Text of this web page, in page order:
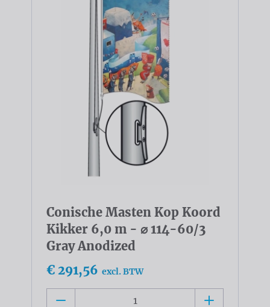
Conische Masten Kop Koord
Kikker 6,0 m - ⌀ 114-60/3
Gray Anodized
€ 291,56 excl. BTW